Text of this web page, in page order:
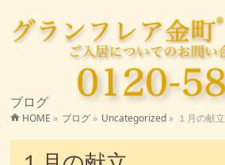
ブログ
HOME » ブログ » Uncategorized » １月の献立